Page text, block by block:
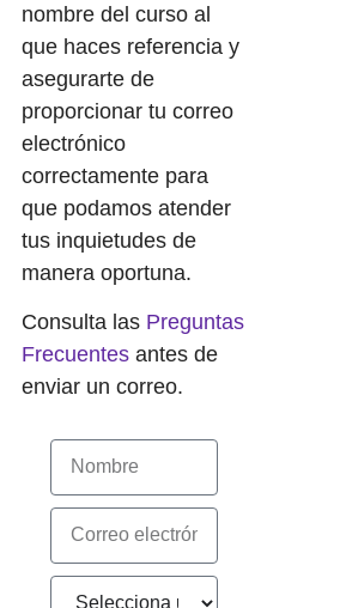
nombre del curso al
que haces referencia y
asegurarte de
proporcionar tu correo
electrónico
correctamente para
que podamos atender
tus inquietudes de
manera oportuna.
Consulta las Preguntas
Frecuentesantes de
enviar un correo.